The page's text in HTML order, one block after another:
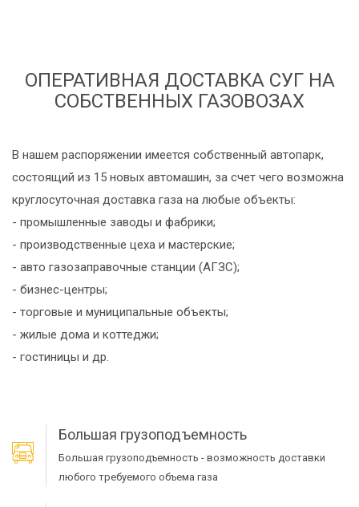
ОПЕРАТИВНАЯ ДОСТАВКА СУГ НА
СОБСТВЕННЫХ ГАЗОВОЗАХ
В нашем распоряжении имеется собственный автопарк,
состоящий из 15 новых автомашин, за счет чего возможна
круглосуточная доставка газа на любые объекты:
- промышленные заводы и фабрики;
- производственные цеха и мастерские;
- авто газозаправочные станции (АГЗС);
- бизнес-центры;
- торговые и муниципальные объекты;
- жилые дома и коттеджи;
- гостиницы и др.
Большая грузоподъемность
Большая грузоподъемность - возможность доставки
любого требуемого объема газа